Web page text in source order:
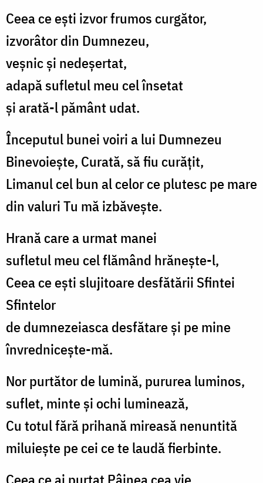
Ceea ce ești izvor frumos curgător,
izvorâtor din Dumnezeu,
veșnic și nedeșertat,
adapă sufletul meu cel însetat
și arată-l pământ udat.
Începutul bunei voiri a lui Dumnezeu
Binevoiește, Curată, să fiu curățit,
Limanul cel bun al celor ce plutesc pe mare
din valuri Tu mă izbăvește.
Hrană care a urmat manei
sufletul meu cel flămând hrănește-l,
Ceea ce ești slujitoare desfătării Sfintei
Sfintelor
de dumnezeiasca desfătare și pe mine
învrednicește-mă.
Nor purtător de lumină, pururea luminos,
suflet, minte și ochi luminează,
Cu totul fără prihană mireasă nenuntită
miluiește pe cei ce te laudă fierbinte.